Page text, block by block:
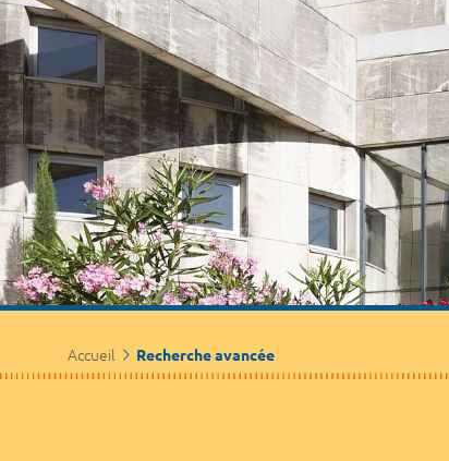
Accueil Recherche avancée